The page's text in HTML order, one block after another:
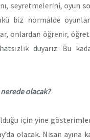
seyretmelerini, oyun
biz normalde
onlardan öğrenir,
duyarız. Bu
olacak?
için yine
olacak. Nisan